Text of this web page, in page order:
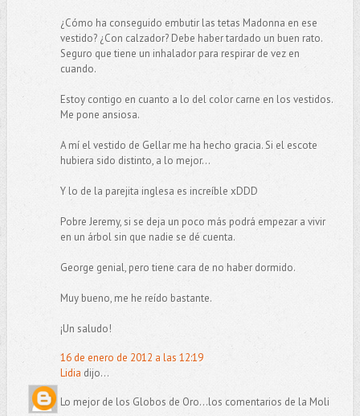
¿Cómo ha conseguido embutir las tetas Madonna en ese
vestido? ¿Con calzador? Debe haber tardado un buen rato.
Seguro que tiene un inhalador para respirar de vez en
cuando.
Estoy contigo en cuanto a lo del color carne en los vestidos.
Me pone ansiosa.
A mí el vestido de Gellar me ha hecho gracia. Si el escote
hubiera sido distinto, a lo mejor...
Y lo de la parejita inglesa es increíble xDDD
Pobre Jeremy, si se deja un poco más podrá empezar a vivir
en un árbol sin que nadie se dé cuenta.
George genial, pero tiene cara de no haber dormido.
Muy bueno, me he reído bastante.
¡Un saludo!
16 de enero de 2012 a las 12:19
Lidia dijo...
Lo mejor de los Globos de Oro...los comentarios de la Moli